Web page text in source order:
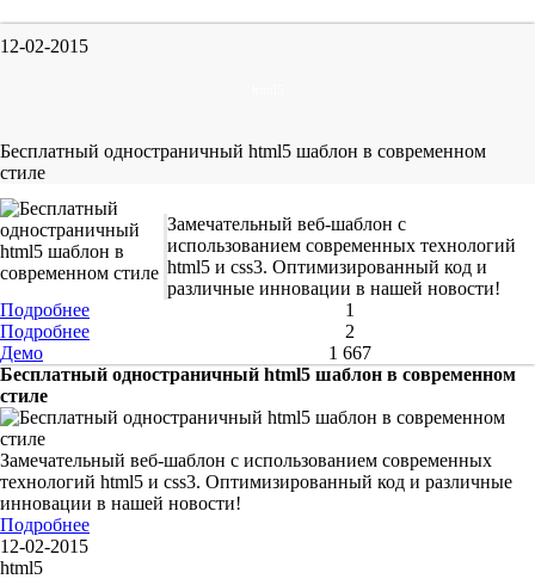
12-02-2015
Бесплатный одностраничный html5 шаблон в современном
стиле
Замечательный веб-шаблон с
использованием современных технологий
html5 и css3. Оптимизированный код и
различные инновации в нашей новости!
Подробнее
Подробнее
Демо
1
2
1 667
Бесплатный одностраничный html5 шаблон в современном
стиле
Замечательный веб-шаблон с использованием современных
технологий html5 и css3. Оптимизированный код и различные
инновации в нашей новости!
Подробнее
12-02-2015
html5